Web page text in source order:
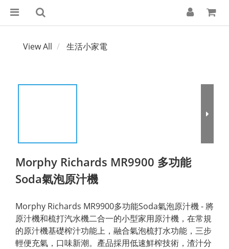
View All 生活小家電
Morphy Richards MR9900 多功能
Soda氣泡原汁機
Morphy Richards MR9900多功能Soda氣泡原汁機 - 將
原汁機和梳打汽水機二合一的小型家用原汁機，在常規
的原汁機基礎榨汁功能上，融合氣泡梳打水功能，三步
輕便充氣，口味新潮。產品採用低速鮮榨技術，渣汁分